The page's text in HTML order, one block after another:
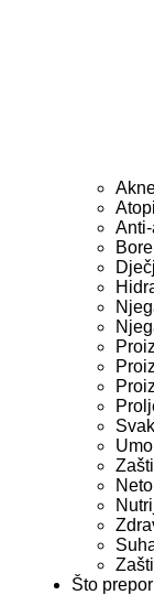
Bore
Što